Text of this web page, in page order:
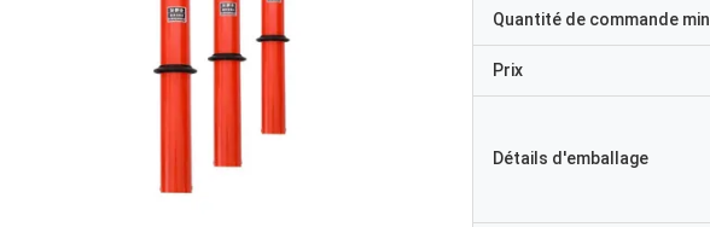
Quantité de commande min
Prix
Détails d'emballage